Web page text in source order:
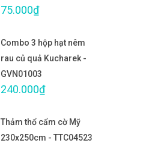
75.000₫
Combo 3 hộp hạt nêm
rau củ quả Kucharek -
GVN01003
240.000₫
Thảm thổ cẩm cờ Mỹ
230x250cm - TTC04523